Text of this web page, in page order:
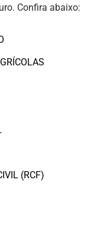
Confira abaixo:
(RCF)